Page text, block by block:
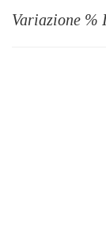
Variazione %